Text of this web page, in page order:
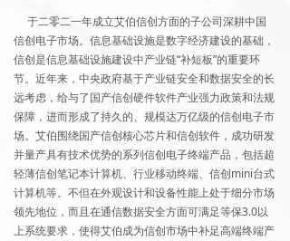
于二零二一年成立艾伯信创方面的子公司深耕中国
信创电子市场。信息基础设施是数字经济建设的基础，
信创是信息基础设施建设中产业链“补短板”的重要环
节。近年来，中央政府基于产业链安全和数据安全的长
远考虑，给与了国产信创硬件软件产业强力政策和法规
保障，进而形成了持久的、规模达万亿级的信创电子市
场。艾伯围绕国产信创核心芯片和信创软件，成功研发
并量产具有技术优势的系列信创电子终端产品，包括超
轻薄信创笔记本计算机、行业移动终端、信创mini台式
计算机等。不但在外观设计和设备性能上处于细分市场
领先地位，而且在通信数据安全方面可满足等保3.0以
上系统要求，使得艾伯成为信创市场中补足高端终端产